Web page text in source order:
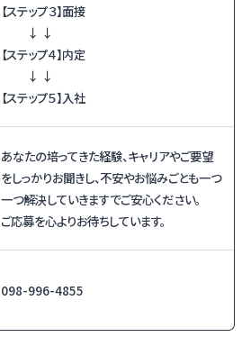
【ステップ３】面接
↓ ↓
【ステップ４】内定
↓ ↓
【ステップ５】入社
あなたの培ってきた経験、キャリアやご要望
をしっかりお聞きし、不安やお悩みごとも一つ
一つ解決していきますでご安心ください。
ご応募を心よりお待ちしています。
098-996-4855